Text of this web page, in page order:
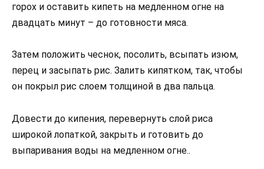
горох и оставить кипеть на медленном огне на
двадцать минут – до готовности мяса.
Затем положить чеснок, посолить, всыпать изюм,
перец и засыпать рис. Залить кипятком, так, чтобы
он покрыл рис слоем толщиной в два пальца.
Довести до кипения, перевернуть слой риса
широкой лопаткой, закрыть и готовить до
выпаривания воды на медленном огне..